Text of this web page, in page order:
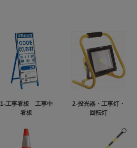
1-工事看板 工事中
看板
2-投光器・工事灯・
回転灯